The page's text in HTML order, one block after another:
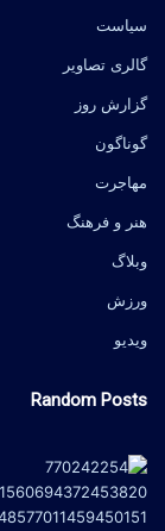
سیاست
گالری تصاویر
گزارش روز
گوناگون
مهاجرت
هنر و فرهنگ
وبلاگ
ورزش
ویدیو
Random Posts